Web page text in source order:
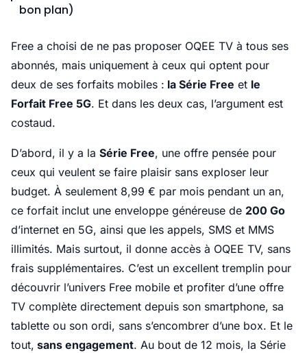
bon plan)
Free a choisi de ne pas proposer OQEE TV à tous ses
abonnés, mais uniquement à ceux qui optent pour
deux de ses forfaits mobiles : la Série Free et le
Forfait Free 5G. Et dans les deux cas, l’argument est
costaud.
D’abord, il y a la Série Free, une offre pensée pour
ceux qui veulent se faire plaisir sans exploser leur
budget. À seulement 8,99 € par mois pendant un an,
ce forfait inclut une enveloppe généreuse de 200 Go
d’internet en 5G, ainsi que les appels, SMS et MMS
illimités. Mais surtout, il donne accès à OQEE TV, sans
frais supplémentaires. C’est un excellent tremplin pour
découvrir l’univers Free mobile et profiter d’une offre
TV complète directement depuis son smartphone, sa
tablette ou son ordi, sans s’encombrer d’une box. Et le
tout, sans engagement. Au bout de 12 mois, la Série